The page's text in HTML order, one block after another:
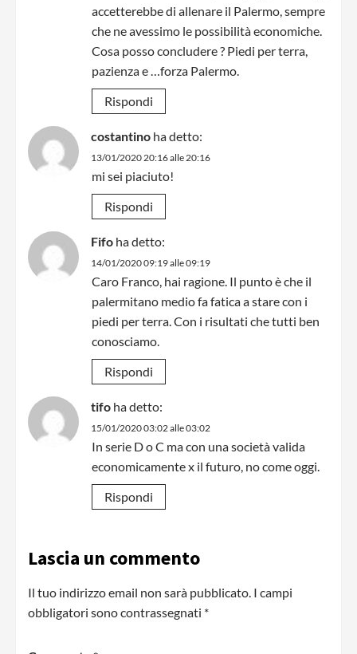
accetterebbe di allenare il Palermo, sempre
che ne avessimo le possibilità economiche.
Cosa posso concludere ? Piedi per terra,
pazienza e …forza Palermo.
Rispondi
costantino ha detto:
13/01/2020 20:16 alle 20:16
mi sei piaciuto!
Rispondi
Fifo ha detto:
14/01/2020 09:19 alle 09:19
Caro Franco, hai ragione. Il punto è che il
palermitano medio fa fatica a stare con i
piedi per terra. Con i risultati che tutti ben
conosciamo.
Rispondi
tifo ha detto:
15/01/2020 03:02 alle 03:02
In serie D o C ma con una società valida
economicamente x il futuro, no come oggi.
Rispondi
Lascia un commento
Il tuo indirizzo email non sarà pubblicato. I campi
obbligatori sono contrassegnati *